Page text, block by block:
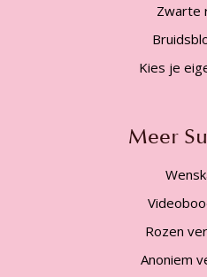
Zwarte
Kies je
Meer
Rozen
Anoniem